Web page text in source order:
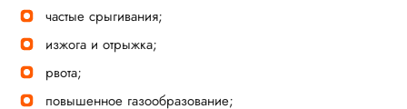
частые срыгивания;
изжога и отрыжка;
рвота;
повышенное газообразование;